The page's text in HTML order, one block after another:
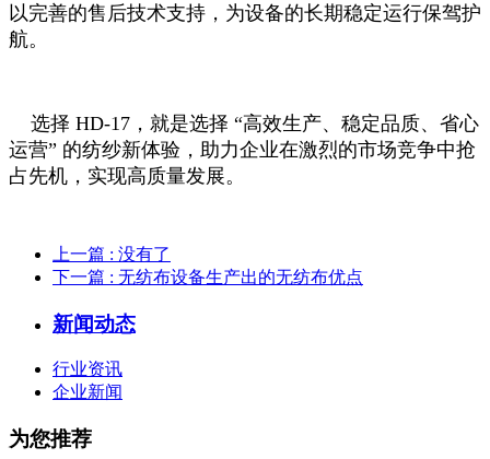
以完善的售后技术支持，为设备的长期稳定运行保驾护
航。
选择 HD-17，就是选择 “高效生产、稳定品质、省心
运营” 的纺纱新体验，助力企业在激烈的市场竞争中抢
占先机，实现高质量发展。
上一篇 : 没有了
下一篇 : 无纺布设备生产出的无纺布优点
新闻动态
行业资讯
企业新闻
为您推荐